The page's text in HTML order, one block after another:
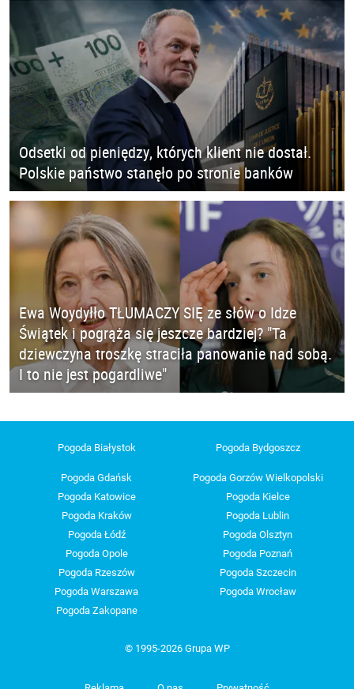
Odsetki od pieniędzy, których klient nie dostał.
Polskie państwo stanęło po stronie banków
Ewa Woydyłło TŁUMACZY SIĘ ze słów o Idze
Świątek i pogrąża się jeszcze bardziej? "Ta
dziewczyna troszkę straciła panowanie nad sobą.
I to nie jest pogardliwe"
Pogoda Białystok Pogoda Bydgoszcz
Pogoda Gdańsk
Pogoda Gorzów Wielkopolski
Pogoda Katowice
Pogoda Kielce
Pogoda Kraków
Pogoda Lublin
Pogoda Łódź
Pogoda Olsztyn
Pogoda Opole
Pogoda Poznań
Pogoda Rzeszów
Pogoda Szczecin
Pogoda Warszawa
Pogoda Wrocław
Pogoda Zakopane
© 1995-2026 Grupa WP